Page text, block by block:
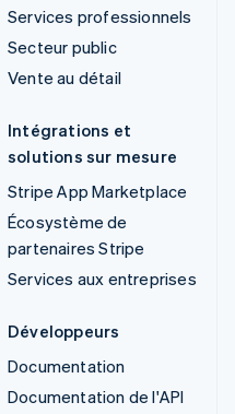
Services professionnels
Secteur public
Vente au détail
Intégrations et
solutions sur mesure
Stripe App Marketplace
Écosystème de
partenaires Stripe
Services aux entreprises
Développeurs
Documentation
Documentation de l'API